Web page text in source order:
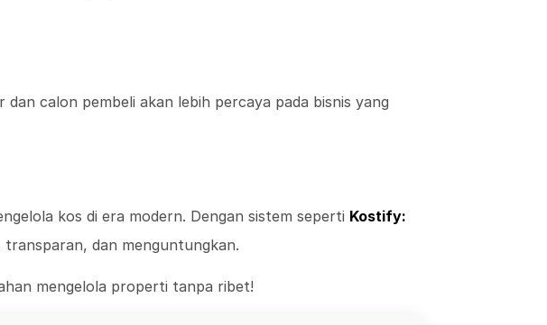
calon pembeli akan lebih percaya pada bisnis yang
kos di era modern. Dengan sistem seperti Kostify:
transparan, dan menguntungkan.
mengelola properti tanpa ribet!